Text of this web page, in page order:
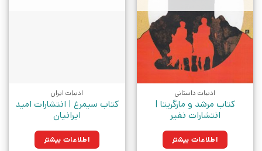
ادبیات داستانی
کتاب مرشد و مارگریتا |
انتشارات نفیر
اطلاعات بیشتر
ادبیات ایران
کتاب سیمرغ | انتشارات امید
ایرانیان
اطلاعات بیشتر